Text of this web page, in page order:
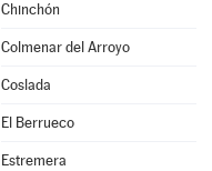
Chinchón
Colmenar del Arroyo
Coslada
El Berrueco
Estremera